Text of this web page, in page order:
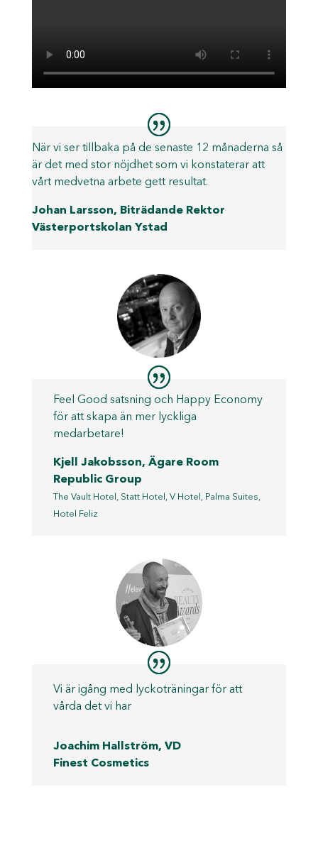
När vi ser tillbaka på de senaste 12 månaderna så
är det med stor nöjdhet som vi konstaterar att
vårt medvetna arbete gett resultat.
Johan Larsson, Biträdande Rektor
Västerportskolan Ystad
Feel Good satsning och Happy Economy
för att skapa än mer lyckliga
medarbetare!
Kjell Jakobsson, Ägare Room
Republic Group
The Vault Hotel, Statt Hotel, V Hotel, Palma Suites,
Hotel Feliz
Vi är igång med lyckoträningar för att
vårda det vi har
Joachim Hallström, VD
Finest Cosmetics